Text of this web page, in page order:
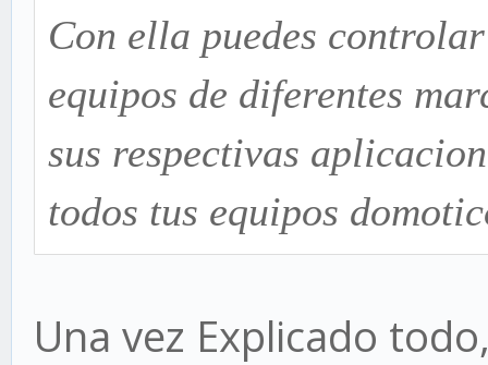
Con ella puedes
equipos de diferentes
sus respectivas
todos tus equipos
Una vez Explicado